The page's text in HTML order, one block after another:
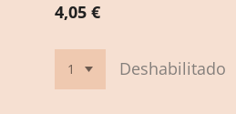
4,05 €
Deshabilitado